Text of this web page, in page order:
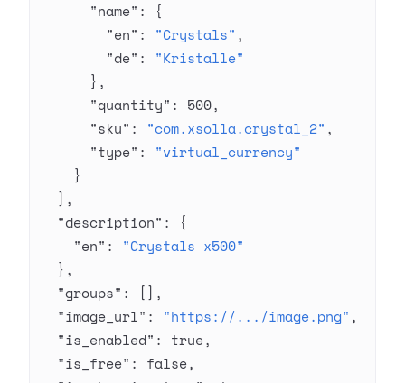
      "name"
: {
        "en"
: "Crystals" ,
        "de"
: "Kristalle"
      },
      "quantity"
: 500,
      "sku"
: "com.xsolla.crystal_2" ,
      "type"
: "virtual_currency"
    }
  ],
  "description"
: {
    "en"
: "Crystals x500"
  },
  "groups"
: [],
  "image_url"
: "https://.../image.png" ,
  "is_enabled"
: true,
  "is_free"
: false,